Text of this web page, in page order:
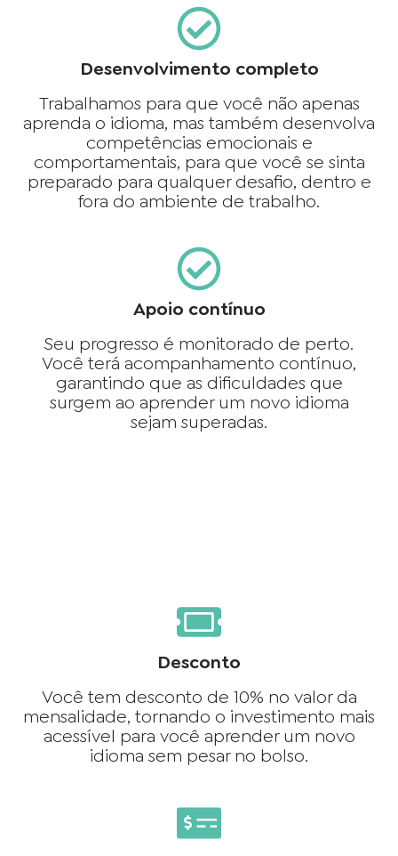
Desenvolvimento completo
Trabalhamos para que você não apenas
aprenda o idioma, mas também desenvolva
competências emocionais e
comportamentais, para que você se sinta
preparado para qualquer desafio, dentro e
fora do ambiente de trabalho.
Apoio contínuo
Seu progresso é monitorado de perto.
Você terá acompanhamento contínuo,
garantindo que as dificuldades que
surgem ao aprender um novo idioma
sejam superadas.
Desconto
Você tem desconto de 10% no valor da
mensalidade, tornando o investimento mais
acessível para você aprender um novo
idioma sem pesar no bolso.